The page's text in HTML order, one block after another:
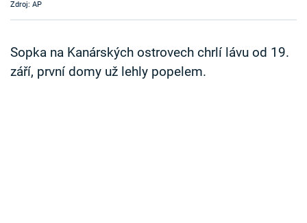
Sledujte nás
Zdroj: AP
Sopka na Kanárských ostrovech chrlí lávu od 19.
září, první domy už lehly popelem.